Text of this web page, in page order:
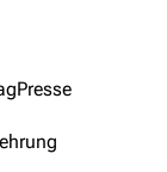
Presse